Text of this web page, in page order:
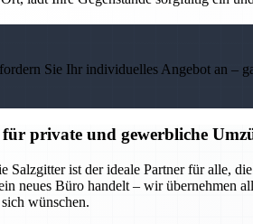
Sie Ihr individuelles Angebot an –
private und gewerbliche
Salzgitter ist der ideale Partner für alle,
neues Büro handelt – wir übernehmen
wünschen.